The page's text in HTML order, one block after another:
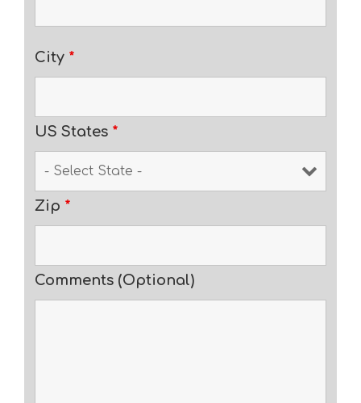
City *
US States *
Zip *
Comments (Optional)